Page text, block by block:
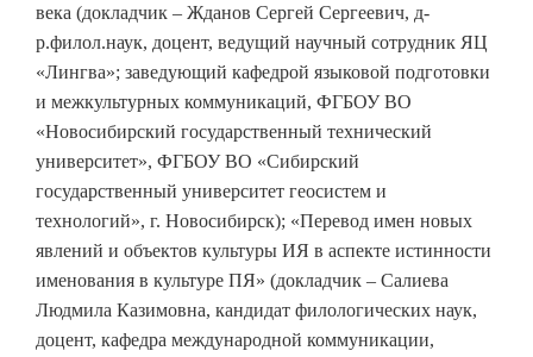
века (докладчик – Жданов Сергей Сергеевич, д-
р.филол.наук, доцент, ведущий научный сотрудник ЯЦ
«Лингва»; заведующий кафедрой языковой подготовки
и межкультурных коммуникаций, ФГБОУ ВО
«Новосибирский государственный технический
университет», ФГБОУ ВО «Сибирский
государственный университет геосистем и
технологий», г. Новосибирск); «Перевод имен новых
явлений и объектов культуры ИЯ в аспекте истинности
именования в культуре ПЯ» (докладчик – Салиева
Людмила Казимовна, кандидат филологических наук,
доцент, кафедра международной коммуникации,